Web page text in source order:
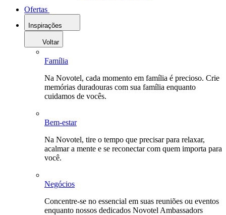
Ofertas
Inspirações
Voltar
Família
Na Novotel, cada momento em família é precioso. Crie
memórias duradouras com sua família enquanto
cuidamos de vocês.
Bem-estar
Na Novotel, tire o tempo que precisar para relaxar,
acalmar a mente e se reconectar com quem importa para
você.
Negócios
Concentre-se no essencial em suas reuniões ou eventos
enquanto nossos dedicados Novotel Ambassadors